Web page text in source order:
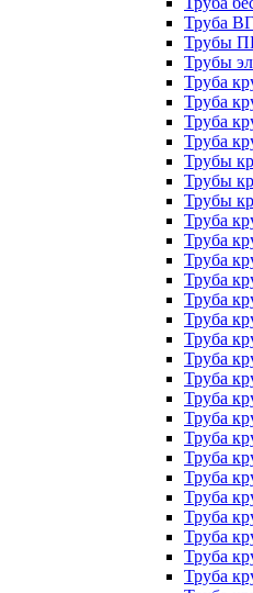
Труба
Трубы
Трубы
Труба
Труба
Труба
Труба
Трубы
Трубы
Трубы
Труба
Труба
Труба
Труба
Труба
Труба
Труба
Труба
Труба
Труба
Труба
Труба
Труба
Труба
Труба
Труба
Труба
Труба
Труба